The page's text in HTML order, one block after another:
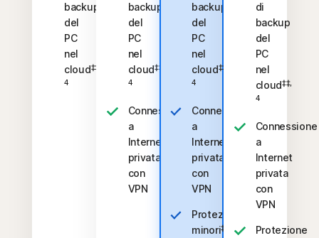
backup
del
PC
nel
cloud‡‡,
4
backup
del
PC
nel
cloud‡‡,
4
Connessione
a
Internet
privata
con
VPN
backup
del
PC
nel
cloud‡‡,
4
Connessione
a
Internet
privata
con
VPN
Protezione
minori‡
di
backup
del
PC
nel
cloud‡‡,
4
Connessione
a
Internet
privata
con
VPN
Protezione